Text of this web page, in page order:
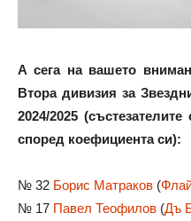
А сега на вашето
Втора дивизия за
2024/2025
според коефициента си):
№ 32 Борис Матраков (
№ 17 Павел Теофилов (Дъ